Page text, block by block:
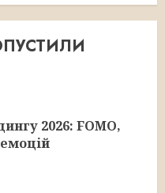
2026: FOMO,